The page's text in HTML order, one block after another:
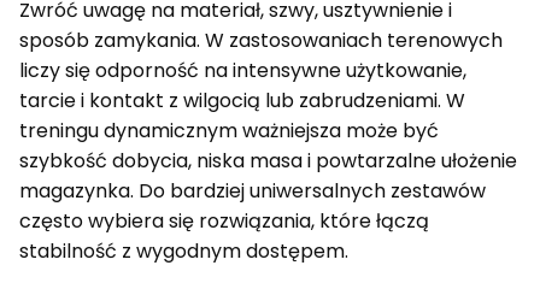
Zwróć uwagę na materiał, szwy, usztywnienie i
sposób zamykania. W zastosowaniach terenowych
liczy się odporność na intensywne użytkowanie,
tarcie i kontakt z wilgocią lub zabrudzeniami. W
treningu dynamicznym ważniejsza może być
szybkość dobycia, niska masa i powtarzalne ułożenie
magazynka. Do bardziej uniwersalnych zestawów
często wybiera się rozwiązania, które łączą
stabilność z wygodnym dostępem.